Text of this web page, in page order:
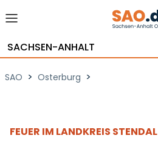
SACHSEN-ANHALT
SAO > Osterburg >
FEUER IM LANDKREIS STENDAL